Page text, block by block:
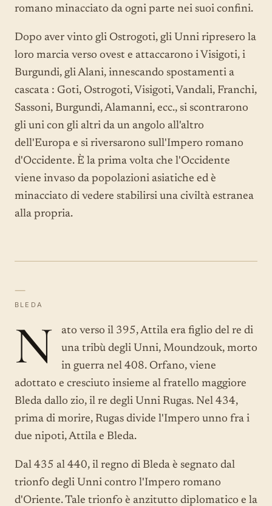
romano minacciato da ogni parte nei suoi confini.
Dopo aver vinto gli Ostrogoti, gli Unni ripresero la
loro marcia verso ovest e attaccarono i Visigoti, i
Burgundi, gli Alani, innescando spostamenti a
cascata : Goti, Ostrogoti, Visigoti, Vandali, Franchi,
Sassoni, Burgundi, Alamanni, ecc., si scontrarono
gli uni con gli altri da un angolo all'altro
dell'Europa e si riversarono sull'Impero romano
d'Occidente. È la prima volta che l'Occidente
viene invaso da popolazioni asiatiche ed è
minacciato di vedere stabilirsi una civiltà estranea
alla propria.
—
BLEDA
N
ato verso il 395, Attila era figlio del re di
una tribù degli Unni, Moundzouk, morto
in guerra nel 408. Orfano, viene
adottato e cresciuto insieme al fratello maggiore
Bleda dallo zio, il re degli Unni Rugas. Nel 434,
prima di morire, Rugas divide l'Impero unno fra i
due nipoti, Attila e Bleda.
Dal 435 al 440, il regno di Bleda è segnato dal
trionfo degli Unni contro l'Impero romano
d'Oriente. Tale trionfo è anzitutto diplomatico e la